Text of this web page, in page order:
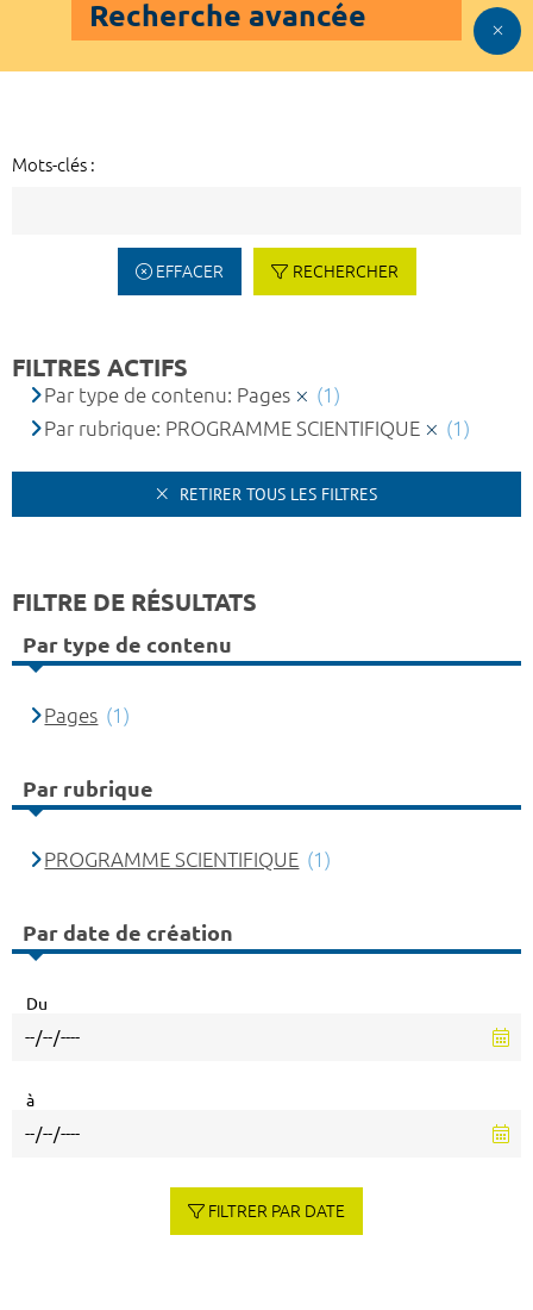
Recherche avancée
Mots-clés :
EFFACER RECHERCHER
FILTRES ACTIFS
Par type de contenu: Pages
(1)
Par rubrique: PROGRAMME SCIENTIFIQUE
(1)
RETIRER TOUS LES FILTRES
FILTRE DE RÉSULTATS
Par type de contenu
Pages (1)
Par rubrique
PROGRAMME SCIENTIFIQUE (1)
Par date de création
Du
à
FILTRER PAR DATE